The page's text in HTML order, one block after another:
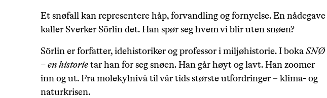
Et snøfall kan representere håp, forvandling og fornyelse. En nådegave
kaller Sverker Sörlin det. Han spør seg hvem vi blir uten snøen?
Sörlin er forfatter, idehistoriker og professor i miljøhistorie. I boka SNØ
– en historie tar han for seg snøen. Han går høyt og lavt. Han zoomer
inn og ut. Fra molekylnivå til vår tids største utfordringer – klima- og
naturkrisen.